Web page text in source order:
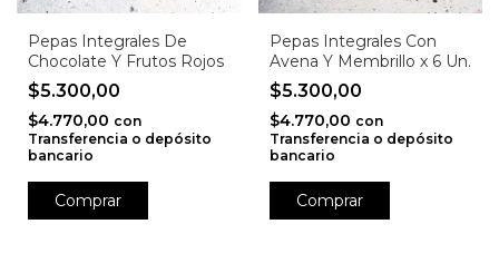
Pepas Integrales De
Chocolate Y Frutos Rojos
$5.300,00
$4.770,00 con
Transferencia o depósito
bancario
Pepas Integrales Con
Avena Y Membrillo x 6 Un.
$5.300,00
$4.770,00 con
Transferencia o depósito
bancario